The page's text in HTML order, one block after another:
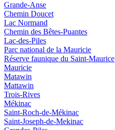
Grande-Anse
Chemin Doucet
Lac Normand
Chemin des Bêtes-Puantes
Lac-des-Piles
Parc national de la Mauricie
Réserve faunique du Saint‑Maurice
Mauricie
Matawin
Mattawin
Trois-Rives
Mékinac
Saint-Roch-de-Mékinac
Saint-Joseph-de-Mekinac